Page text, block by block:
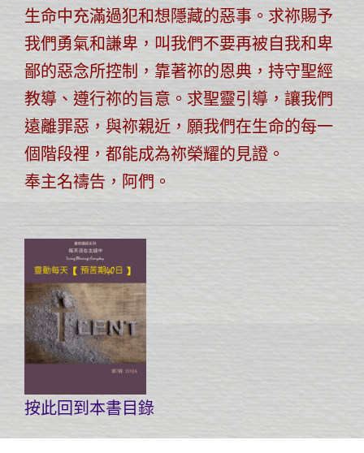
生命中充滿過犯和想隱藏的惡事。求祢賜予
我們勇氣和謙卑，叫我們不要再被自我和卑
鄙的惡念所控制，靠著祢的恩典，持守聖經
教導、遵行祢的旨意。求聖靈引導，讓我們
遠離罪惡，與祢親近，願我們在生命的每一
個階段裡，都能成為祢榮耀的見證。
奉主名禱告，阿們。
按此回到本書目錄